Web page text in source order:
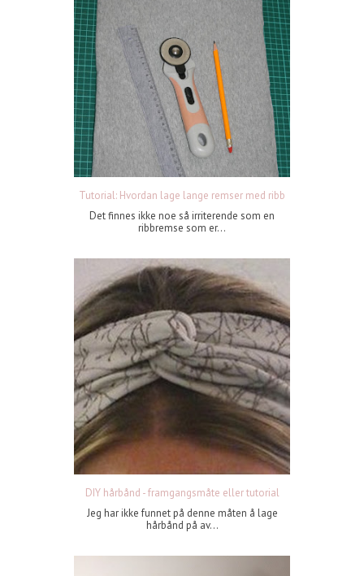
Tutorial: Hvordan lage lange remser med ribb
Det finnes ikke noe så irriterende som en
ribbremse som er...
DIY hårbånd - framgangsmåte eller tutorial
Jeg har ikke funnet på denne måten å lage
hårbånd på av...